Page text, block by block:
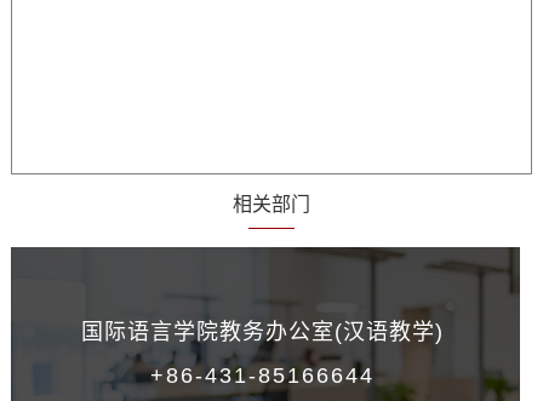
相关部门
国际语言学院教务办公室(汉语教学)
+86-431-85166644